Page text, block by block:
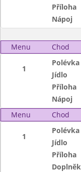
Příloha
Nápoj
Menu Chod
1
Polévka
Jídlo
Příloha
Nápoj
Menu
Chod
1
Polévka
Jídlo
Příloha
Doplněk